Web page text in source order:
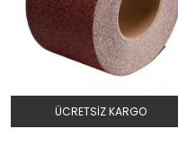
ÜCRETSIZ KARGO